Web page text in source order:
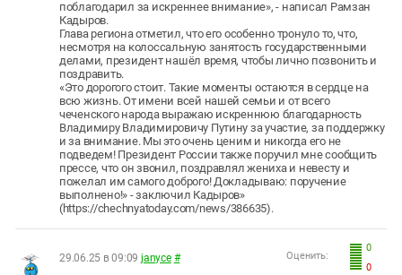
поблагодарил за искреннее внимание», - написал Рамзан
Кадыров.
Глава региона отметил, что его особенно тронуло то, что,
несмотря на колоссальную занятость государственными
делами, президент нашёл время, чтобы лично позвонить и
поздравить.
«Это дорогого стоит. Такие моменты остаются в сердце на
всю жизнь. От имени всей нашей семьи и от всего
чеченского народа выражаю искреннюю благодарность
Владимиру Владимировичу Путину за участие, за поддержку
и за внимание. Мы это очень ценим и никогда его не
подведем! Президент России также поручил мне сообщить
прессе, что он звонил, поздравлял жениха и невесту и
пожелал им самого доброго! Докладываю: поручение
выполнено!» - заключил Кадыров»
(https://chechnyatoday.com/news/386635).
0
0
Оценить:
29.06.25 в 09:09 janyce #